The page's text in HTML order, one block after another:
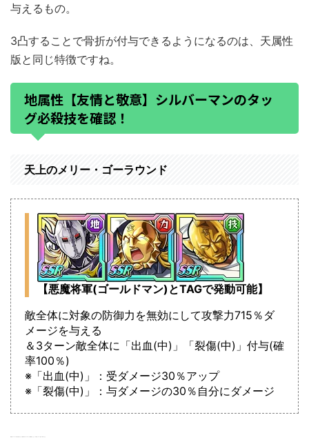
与えるもの。
3凸することで骨折が付与できるようになるのは、天属性
版と同じ特徴ですね。
地属性【友情と敬意】シルバーマンのタッ
グ必殺技を確認！
天上のメリー・ゴーラウンド
【悪魔将軍(ゴールドマン)とTAGで発動可能】
敵全体に対象の防御力を無効にして攻撃力715％ダ
メージを与える
＆3ターン敵全体に「出血(中)」「裂傷(中)」付与(確
率100％)
※「出血(中)」：受ダメージ30％アップ
※「裂傷(中)」：与ダメージの30％自分にダメージ